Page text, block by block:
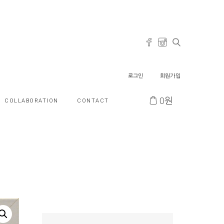
로그인 회원가입
COLLABORATION CONTACT 0원